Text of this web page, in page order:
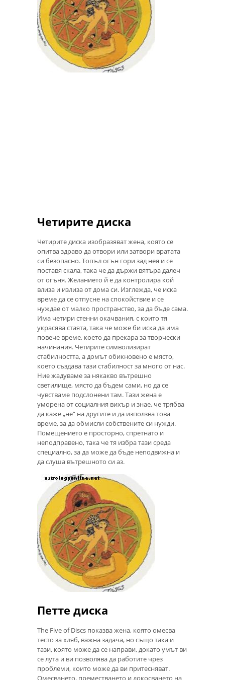
Четирите диска
Четирите диска изобразяват жена, която се
опитва здраво да отвори или затвори вратата
си безопасно. Топъл огън гори зад нея и се
поставя скала, така че да държи вятъра далеч
от огъня. Желанието й е да контролира кой
влиза и излиза от дома си. Изглежда, че иска
време да се отпусне на спокойствие и се
нуждае от малко пространство, за да бъде сама.
Има четири стенни окачвания, с които тя
украсява стаята, така че може би иска да има
повече време, което да прекара за творчески
начинания. Четирите символизират
стабилността, а домът обикновено е място,
което създава тази стабилност за много от нас.
Ние жадуваме за някакво вътрешно
светилище, място да бъдем сами, но да се
чувстваме подслонени там. Тази жена е
уморена от социалния вихър и знае, че трябва
да каже „не“ на другите и да използва това
време, за да обмисли собствените си нужди.
Помещението е просторно, спретнато и
неподправено, така че тя избра тази среда
специално, за да може да бъде неподвижна и
да слуша вътрешното си аз.
Петте диска
The Five of Discs показва жена, която омесва
тесто за хляб, важна задача, но също така и
тази, която може да се направи, докато умът ви
се лута и ви позволява да работите чрез
проблеми, които може да ви притесняват.
Омесването, преместването и докосването на